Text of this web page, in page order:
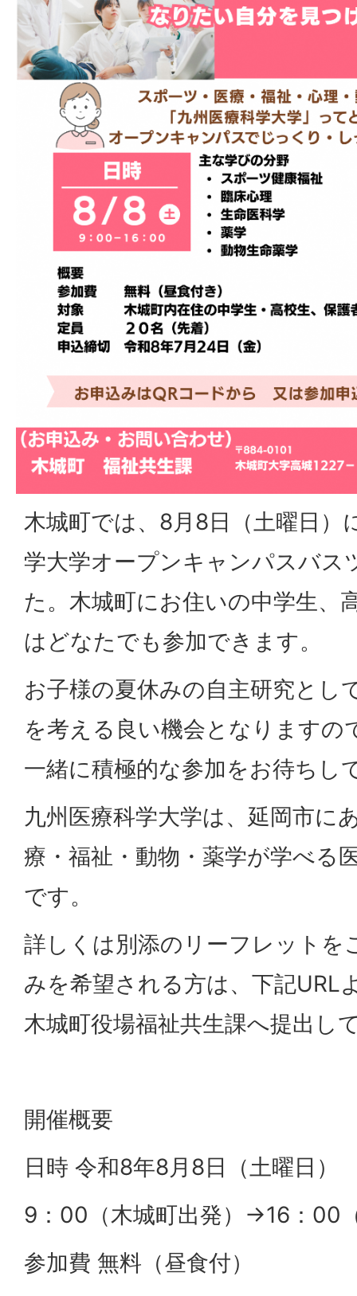
木城町では、8月8日（土曜日）
学大学オープンキャンパスバス
た。木城町にお住いの中学生、
はどなたでも参加できます。
お子様の夏休みの自主研究とし
を考える良い機会となりますの
一緒に積極的な参加をお待ちし
九州医療科学大学は、延岡市に
療・福祉・動物・薬学が学べる
です。
詳しくは別添のリーフレットを
みを希望される方は、下記URL
木城町役場福祉共生課へ提出し
開催概要
日時 令和8年8月8日（土曜日）
9：00（木城町出発）→16：00
参加費 無料（昼食付）